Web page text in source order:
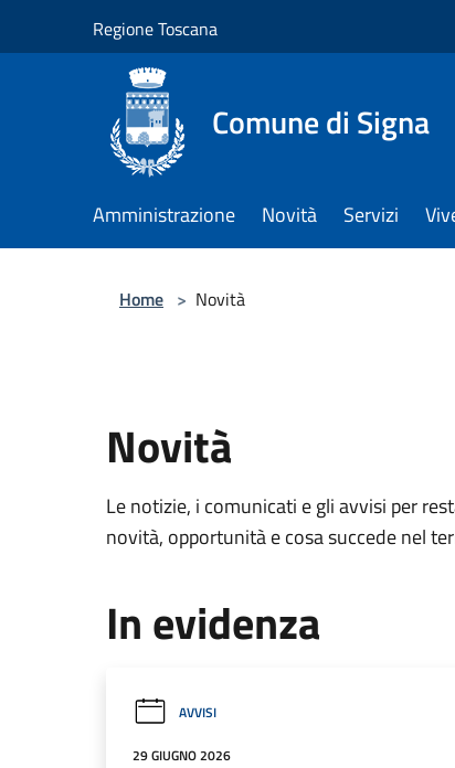
Regione Toscana
Comune di Signa
Amministrazione Novità Servizi
Home > Novità
Novità
Le notizie, i comunicati e gli avvisi per
novità, opportunità e cosa succede nel
In evidenza
AVVISI
29 GIUGNO 2026